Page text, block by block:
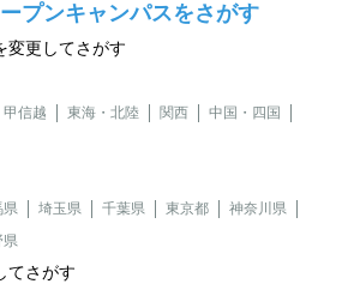
プンキャンパスをさがす
変更してさがす
甲信越 東海・北陸 関西
中国・四国
県 埼玉県 千葉県 東京都
神奈川県
県
てさがす